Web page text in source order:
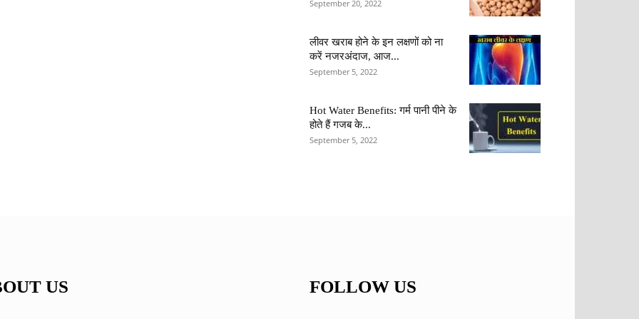
September 20, 2022
लीवर खराब होने के इन लक्षणों को ना
करें नजरअंदाज, आज...
September 5, 2022
Hot Water Benefits: गर्म पानी पीने के
होते हैं गजब के...
September 5, 2022
US FOLLOW US